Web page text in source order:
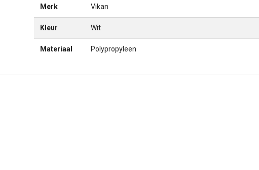
Merk Vikan
Kleur Wit
Materiaal Polypropyleen